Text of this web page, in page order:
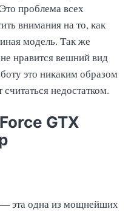
проблема всех
внимания на то, как
модель. Так же
нравится вешний вид
это никаким образом
недостатком.
GTX
— эта одна из мощнейших